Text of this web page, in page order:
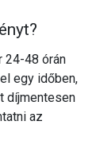
24-48 órán
egy időben,
díjmentesen
az